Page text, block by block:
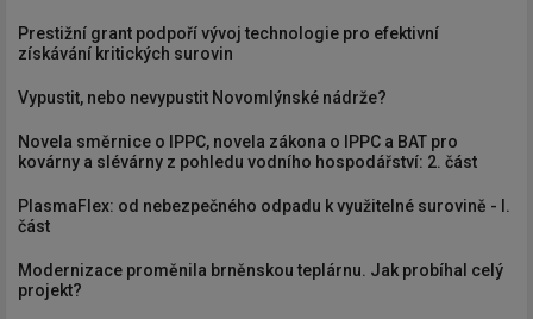
Prestižní grant podpoří vývoj technologie pro efektivní
získávání kritických surovin
Vypustit, nebo nevypustit Novomlýnské nádrže?
Novela směrnice o IPPC, novela zákona o IPPC a BAT pro
kovárny a slévárny z pohledu vodního hospodářství: 2. část
PlasmaFlex: od nebezpečného odpadu k využitelné surovině - I.
část
Modernizace proměnila brněnskou teplárnu. Jak probíhal celý
projekt?